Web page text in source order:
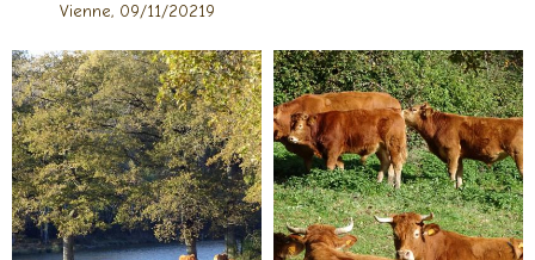
Vienne, 09/11/20219